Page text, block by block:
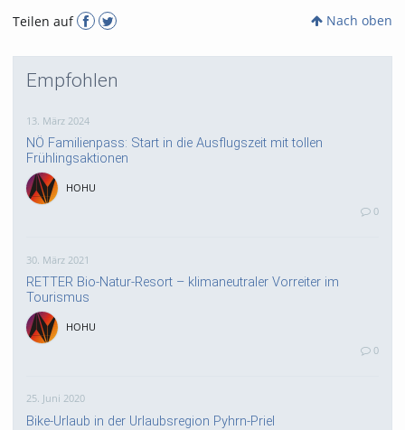
Teilen auf Nach oben
Empfohlen
13. März 2024
NÖ Familienpass: Start in die Ausflugszeit mit tollen
Frühlingsaktionen
HOHU
0
30. März 2021
RETTER Bio-Natur-Resort – klimaneutraler Vorreiter im
Tourismus
HOHU
0
25. Juni 2020
Bike-Urlaub in der Urlaubsregion Pyhrn-Priel